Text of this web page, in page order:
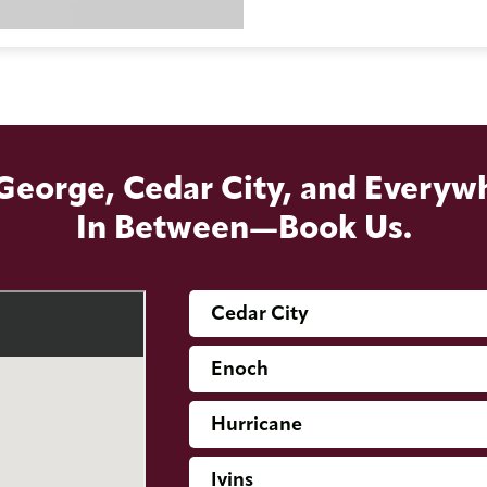
Cedar City, and
In Between—Book Us.
Cedar City
Enoch
Hurricane
Ivins